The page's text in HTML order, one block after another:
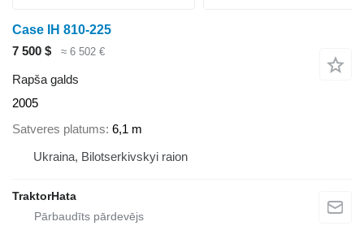
Case IH 810-225
7 500 $
≈ 6 502 €
Rapša galds
2005
Satveres platums 6,1 m
Ukraina, Bilotserkivskyi raion
TraktorHata